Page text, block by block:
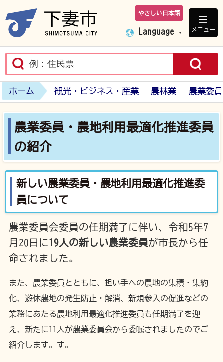
下妻市ホームペ
やさしい日本語
Language メニュー
ホーム 観光・ビジネス・産業 農林業 農業委
農業委員・農地利用最適化推進委員
の紹介
新しい農業委員・農地利用最適化推進委
員について
農業委員会委員の任期満了に伴い、令和5年7
月20日に19人の新しい農業委員が市長から任
命されました。
また、農業委員とともに、担い手への農地の集積・集約
化、遊休農地の発生防止・解消、新規参入の促進などの
業務にあたる農地利用最適化推進委員も任期満了を迎
え、新たに11人が農業委員会から委嘱されましたのでご
紹介します。す。